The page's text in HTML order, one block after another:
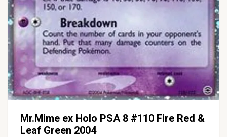
Mr.Mime ex Holo PSA 8 #110 Fire Red &
Leaf Green 2004